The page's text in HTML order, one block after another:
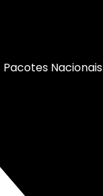
Pacotes Nacionais